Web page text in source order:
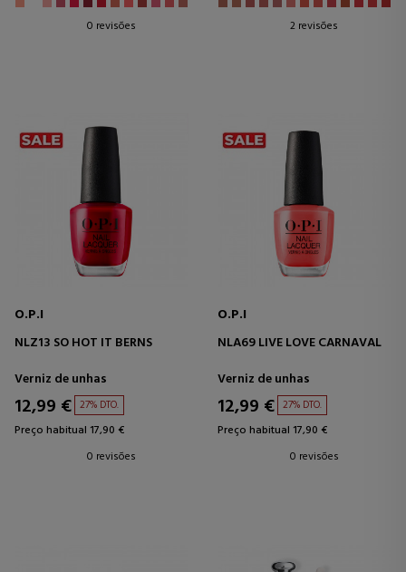
0 revisões 2 revisões
O.P.I
NLZ13 SO HOT IT BERNS
Verniz de unhas
12,99 € 27% DTO.
Preço habitual 17,90 €
0 revisões
O.P.I
NLA69 LIVE LOVE CARNAVAL
Verniz de unhas
12,99 € 27% DTO.
Preço habitual 17,90 €
0 revisões